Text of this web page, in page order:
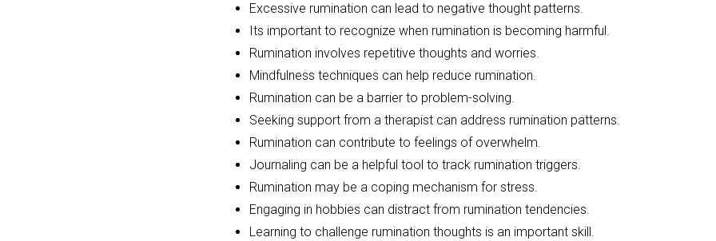
Excessive rumination can lead to negative thought patterns.
Its important to recognize when rumination is becoming harmful.
Rumination involves repetitive thoughts and worries.
Mindfulness techniques can help reduce rumination.
Rumination can be a barrier to problem-solving.
Seeking support from a therapist can address rumination patterns.
Rumination can contribute to feelings of overwhelm.
Journaling can be a helpful tool to track rumination triggers.
Rumination may be a coping mechanism for stress.
Engaging in hobbies can distract from rumination tendencies.
Learning to challenge rumination thoughts is an important skill.